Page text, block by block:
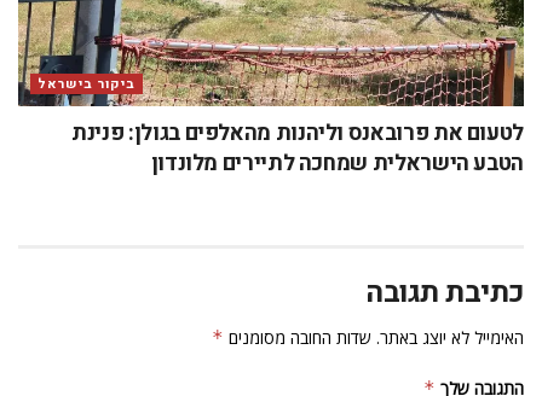
ביקור בישראל
לטעום את פרובאנס וליהנות מהאלפים בגולן: פנינת
הטבע הישראלית שמחכה לתיירים מלונדון
כתיבת תגובה
האימייל לא יוצג באתר. שדות החובה מסומנים *
התגובה שלך *